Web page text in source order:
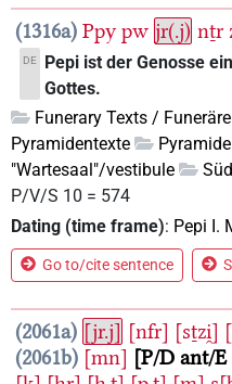
1316a Ppy pw jr(.j) nṯr
DE
Pepi ist der Genosse
Gottes.
Funerary Texts /
Pyramidentexte
"Wartesaal"/vestibule
P/V/S 10 = 574
Dating (time frame): Pepi I.
Go to/cite sentence
2061a [jr.j] [nfr] [sṯzi̯]
2061b [mn] P/D ant/E